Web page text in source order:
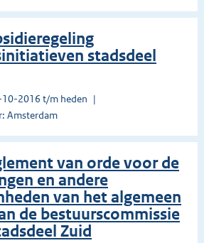
stadsdeel
2016 t/m heden
Amsterdam
van orde voor de
en andere
van het algemeen
de bestuurscommissie
Zuid